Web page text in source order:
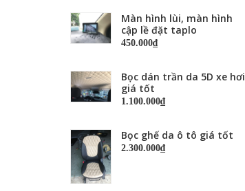
Màn hình lùi, màn hình
cập lề đặt taplo
450.000₫
Bọc dán trần da 5D xe hơi
giá tốt
1.100.000₫
Bọc ghế da ô tô giá tốt
2.300.000₫